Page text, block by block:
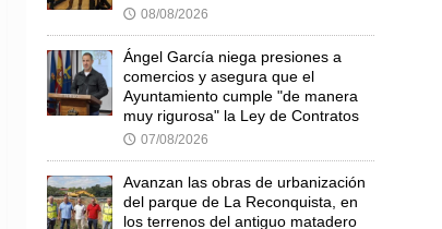
🕔 08/08/2026
Ángel García niega presiones a
comercios y asegura que el
Ayuntamiento cumple "de manera
muy rigurosa" la Ley de Contratos
🕔 07/08/2026
Avanzan las obras de urbanización
del parque de La Reconquista, en
los terrenos del antiguo matadero